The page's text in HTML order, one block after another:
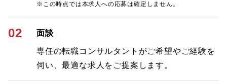
※この時点では本求人への応募は確定しません。
02 面談
専任の転職コンサルタントがご希望やご経験を
伺い、最適な求人をご提案します。